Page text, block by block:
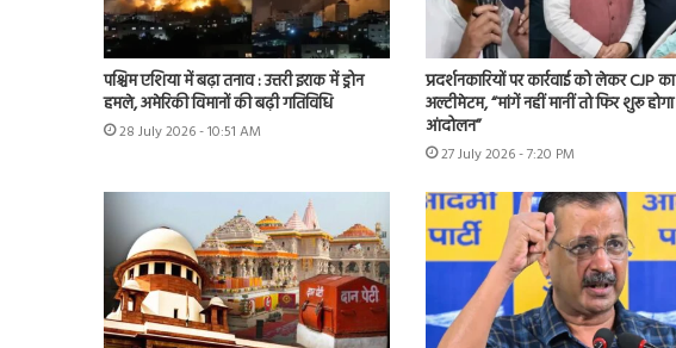
पश्चिम एशिया में बढ़ा तनाव : उत्तरी इराक में ड्रोन
हमले, अमेरिकी विमानों की बढ़ी गतिविधि
28 July 2026 - 10:51 AM
प्रदर्शनकारियों पर कार्रवाई को लेकर CJP का
अल्टीमेटम, “मांगें नहीं मानीं तो फिर शुरू होगा
आंदोलन”
27 July 2026 - 7:20 PM